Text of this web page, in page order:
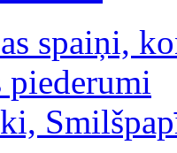
spaiņi,
piederumi